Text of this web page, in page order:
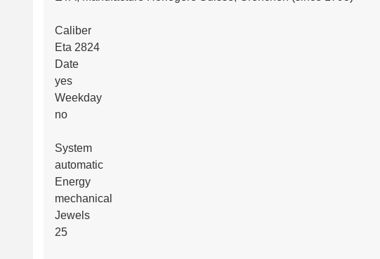
Caliber
Eta 2824
Date
yes
Weekday
no
System
automatic
Energy
mechanical
Jewels
25